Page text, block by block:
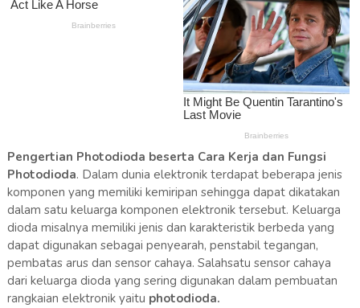
Pengertian Photodioda beserta Cara Kerja dan Fungsi
Photodioda. Dalam dunia elektronik terdapat beberapa jenis
komponen yang memiliki kemiripan sehingga dapat dikatakan
dalam satu keluarga komponen elektronik tersebut. Keluarga
dioda misalnya memiliki jenis dan karakteristik berbeda yang
dapat digunakan sebagai penyearah, penstabil tegangan,
pembatas arus dan sensor cahaya. Salahsatu sensor cahaya
dari keluarga dioda yang sering digunakan dalam pembuatan
rangkaian elektronik yaitu photodioda.